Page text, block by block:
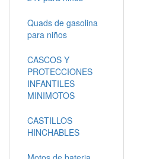
Quads de gasolina
para niños
CASCOS Y
PROTECCIONES
INFANTILES
MINIMOTOS
CASTILLOS
HINCHABLES